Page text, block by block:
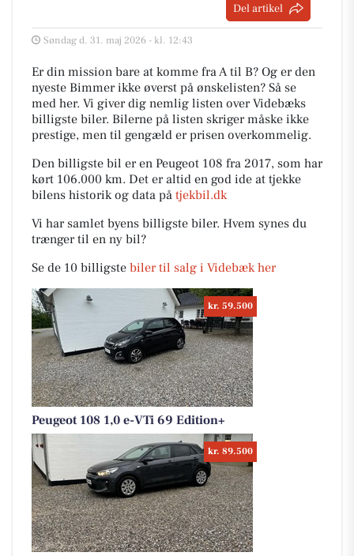
Del artikel
Søndag d. 31. maj 2026 - kl. 12:43
Er din mission bare at komme fra A til B? Og er den
nyeste Bimmer ikke øverst på ønskelisten? Så se
med her. Vi giver dig nemlig listen over Videbæks
billigste biler. Bilerne på listen skriger måske ikke
prestige, men til gengæld er prisen overkommelig.
Den billigste bil er en Peugeot 108 fra 2017, som har
kørt 106.000 km. Det er altid en god ide at tjekke
bilens historik og data på tjekbil.dk
Vi har samlet byens billigste biler. Hvem synes du
trænger til en ny bil?
Se de 10 billigste biler til salg i Videbæk her
kr. 59.500
Peugeot 108 1,0 e-VTi 69 Edition+
kr. 89.500